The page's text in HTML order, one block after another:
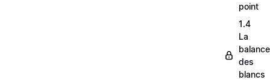
point
1.4
La
balance
des
blancs